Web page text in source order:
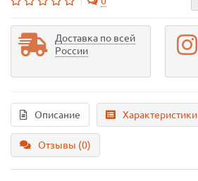
Доставка по всей
России
Описание Характеристики
Отзывы (0)